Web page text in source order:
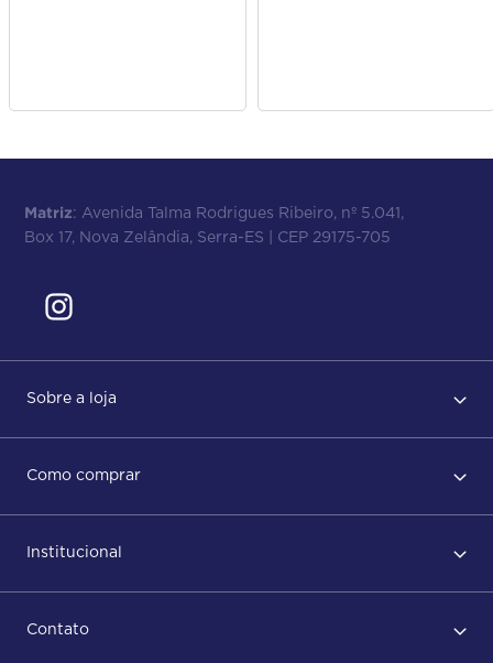
Matriz: Avenida Talma Rodrigues Ribeiro, nº 5.041,
Box 17, Nova Zelândia, Serra-ES | CEP 29175-705
Sobre a loja
Política de privacidade
Como comprar
Após conclusão do pedido
Status do pedido e acompanhamento da entrega
Institucional
ISO
Contato